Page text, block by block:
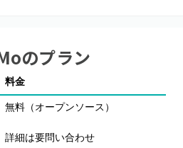
のプラン
料金
無料（オープンソース）
詳細は要問い合わせ